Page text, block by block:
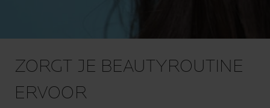
ZORGT JE BEAUTYROUTINE
ERVOOR